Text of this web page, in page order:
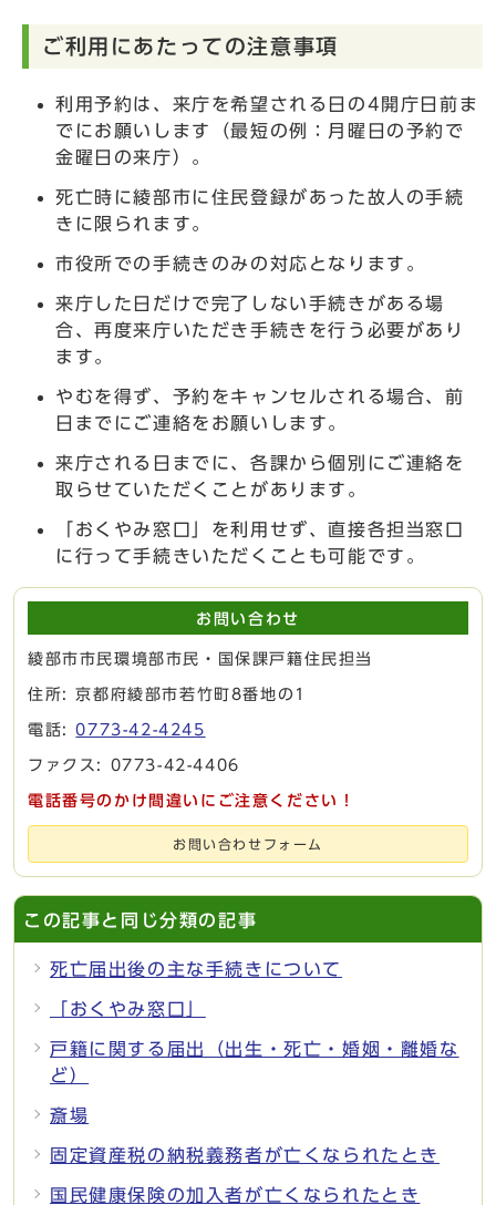
ご利用にあたっての注意事項
利用予約は、来庁を希望される日の4開庁日前ま
でにお願いします（最短の例：月曜日の予約で
金曜日の来庁）。
死亡時に綾部市に住民登録があった故人の手続
きに限られます。
市役所での手続きのみの対応となります。
来庁した日だけで完了しない手続きがある場
合、再度来庁いただき手続きを行う必要があり
ます。
やむを得ず、予約をキャンセルされる場合、前
日までにご連絡をお願いします。
来庁される日までに、各課から個別にご連絡を
取らせていただくことがあります。
「おくやみ窓口」を利用せず、直接各担当窓口
に行って手続きいただくことも可能です。
お問い合わせ
綾部市市民環境部市民・国保課戸籍住民担当
住所: 京都府綾部市若竹町8番地の1
電話:0773-42-4245
ファクス: 0773-42-4406
電話番号のかけ間違いにご注意ください！
お問い合わせフォーム
この記事と同じ分類の記事
死亡届出後の主な手続きについて
「おくやみ窓口」
戸籍に関する届出（出生・死亡・婚姻・離婚な
ど）
斎場
固定資産税の納税義務者が亡くなられたとき
国民健康保険の加入者が亡くなられたとき